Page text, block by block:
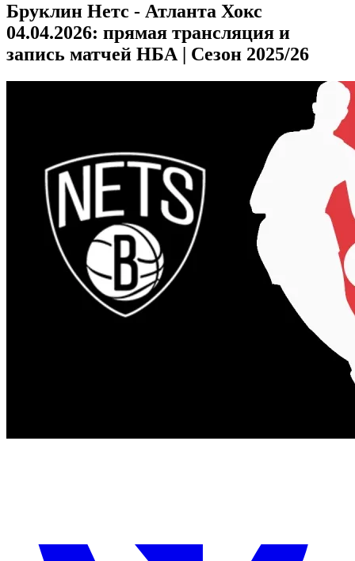
Бруклин Нетс - Атланта Хокс
04.04.2026: прямая трансляция и
запись матчей НБА | Сезон 2025/26